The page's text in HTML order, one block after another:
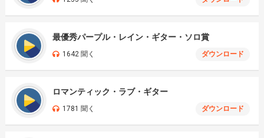
最優秀パープル・レイン・ギター・ソロ賞
1642 聞く ダウンロード
ロマンティック・ラブ・ギター
1781 聞く ダウンロード